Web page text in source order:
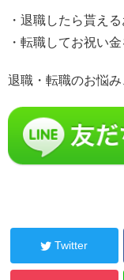
・退職したら貰え
・転職してお祝い
退職・転職のお悩
Twitter